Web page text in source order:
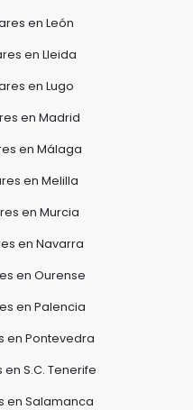
en León
en Lleida
en Lugo
en Madrid
en Málaga
en Melilla
en Murcia
en Navarra
en Ourense
en Palencia
en Pontevedra
S.C. Tenerife
en Salamanca